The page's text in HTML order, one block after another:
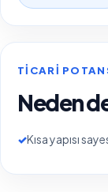
TICARI
Neden
✓Kısa yapısı